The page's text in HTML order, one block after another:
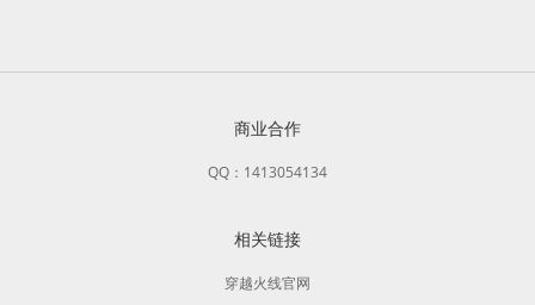
商业合作
QQ：1413054134
相关链接
穿越火线官网